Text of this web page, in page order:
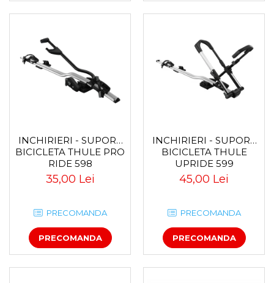
INCHIRIERI - SUPORT
BICICLETA THULE PRO
RIDE 598
35,00 Lei
PRECOMANDA
PRECOMANDA
INCHIRIERI - SUPORT
BICICLETA THULE
UPRIDE 599
45,00 Lei
PRECOMANDA
PRECOMANDA